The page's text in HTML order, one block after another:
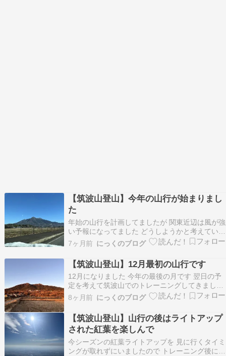
【筑波山登山】今年の山行が始まりまし
た
年始の山行を計画してましたが 関東近辺は風が強
い予報になってました どうしようかと考えていた
ら 関東の平野部でも積雪の予報になってました
前日の夜のライブカメラでも雪が降って風も強そ
うです 朝までに天候は回復していると思いますの
で 雪道トレーニングに出かけてきました …
7ヶ月前 にっくのブログ
【筑波山登山】12月最初の山行です
12月になりました 今年の最後の月です 翌日の予
定を考えて筑波山でのトレーニングしてきました
良い天気です！ 山行中なのに 白雲橋コースで山
頂へ 誰もいない山頂 御幸ヶ原 お昼にします 男体
山 展望台 立身石 下山しましょう 下山 山行デー
タ ルート 標高 時間・距離・標高差…
8ヶ月前 にっくのブログ
【筑波山登山】山行の後はライトアップ
された紅葉を楽しんで
今シーズンの紅葉ライトアップを 見に行くタイミ
ングが取れずにいましたので トレーニング後に紅